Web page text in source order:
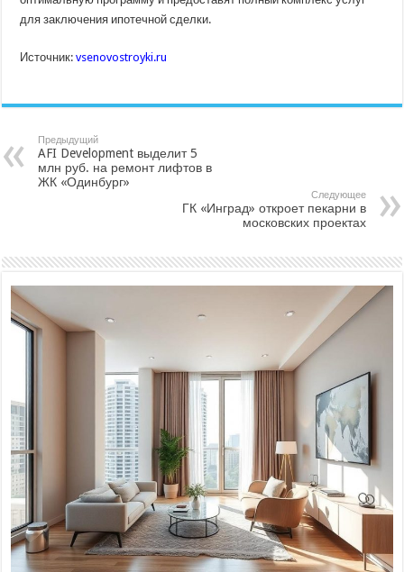
для заключения ипотечной сделки.
Источник:vsenovostroyki.ru
Предыдущий
AFI Development выделит 5
млн руб. на ремонт лифтов в
ЖК «Одинбург»
Следующее
ГК «Инград» откроет пекарни в
московских проектах